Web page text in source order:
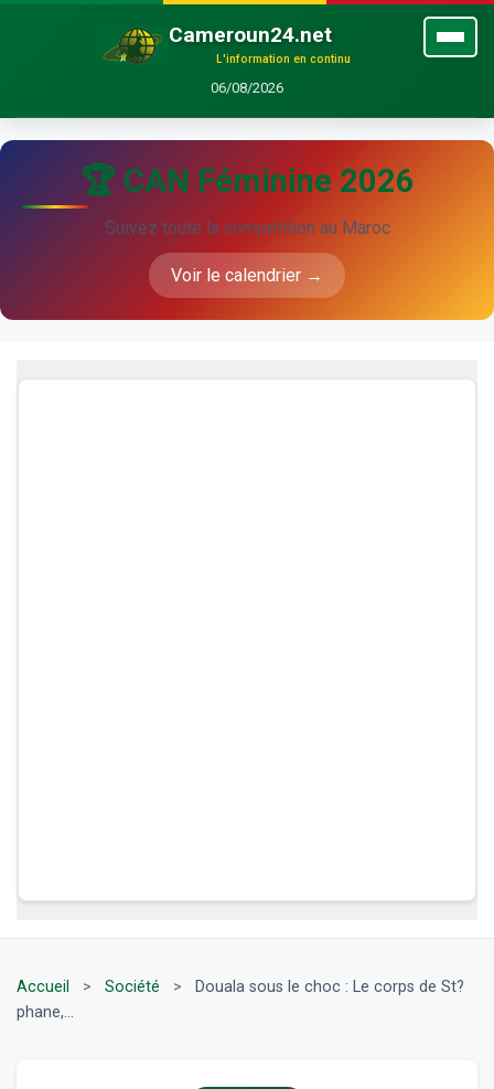
Cameroun24.net
L'information en continu
06/08/2026
🏆 CAN Féminine 2026
Suivez toute la compétition au Maroc
Voir le calendrier →
Accueil > Société >
Douala sous le choc : Le corps de St?
phane,...